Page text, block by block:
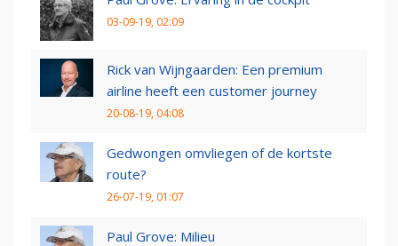
03-09-19, 02:09
Rick van Wijngaarden: Een premium
airline heeft een customer journey
20-08-19, 04:08
Gedwongen omvliegen of de kortste
route?
26-07-19, 01:07
Paul Grove: Milieu